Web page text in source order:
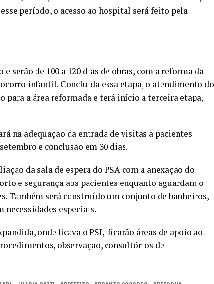
período, o acesso ao hospital será feito pela
serão de 100 a 120 dias de obras, com a reforma da
infantil. Concluída essa etapa, o atendimento do
a área reformada e terá início a terceira etapa,
na adequação da entrada de visitas a pacientes
e conclusão em 30 dias.
da sala de espera do PSA com a anexação do
e segurança aos pacientes enquanto aguardam o
Também será construído um conjunto de banheiros,
especiais.
onde ficava o PSI, ficarão áreas de apoio ao
observação, consultórios de